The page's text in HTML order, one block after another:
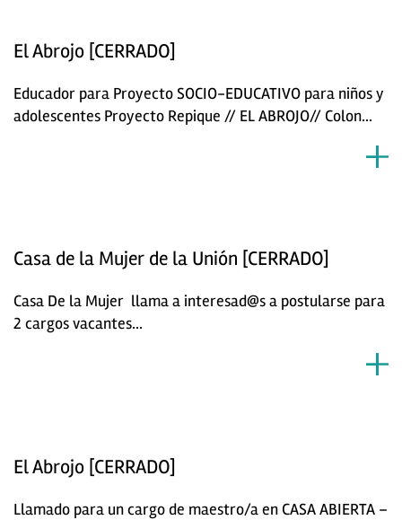
El Abrojo [CERRADO]
Educador para Proyecto SOCIO-EDUCATIVO para niños y
adolescentes Proyecto Repique // EL ABROJO// Colon...
Casa de la Mujer de la Unión [CERRADO]
Casa De la Mujer llama a interesad@s a postularse para
2 cargos vacantes...
El Abrojo [CERRADO]
Llamado para un cargo de maestro/a en CASA ABIERTA –